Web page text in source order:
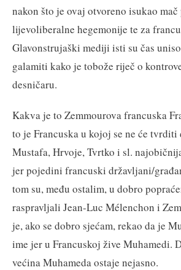
nakon što je ovaj otvoreno isukao
lijevoliberalne hegemonije te za
Glavonstrujaški mediji isti su čas
galamiti kako je tobože riječ o
desničaru.
Kakva je to Zemmourova francuska
to je Francuska u kojoj se ne će tvrditi
Mustafa, Hrvoje, Tvrtko i sl.
jer pojedini francuski državljani/
tom su, među ostalim, u dobro
raspravljali Jean-Luc Mélenchon i
je, ako se dobro sjećam, rekao da je
ime jer u Francuskoj žive Muhamedi.
većina Muhameda ostaje nejasno.